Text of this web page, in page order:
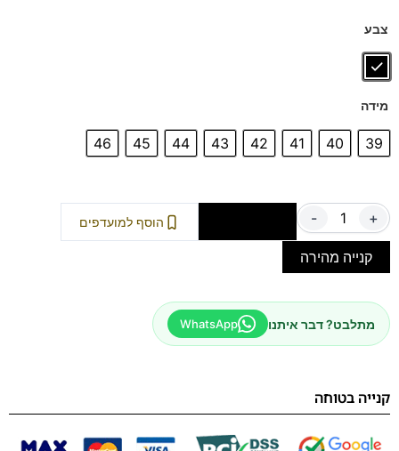
רחבות במיוחד. היא מצוידת במערכת שכבות חכמה:
ואתם זקוקים למרוחב נוסף, פשוט שילפו את הספידה
התחתונה – והנעל תהפוך למרווחת במיוחד ברוחב
צבע
מידה
39
40
41
42
43
44
45
46
- + הוסף למועדפים
קנייה מהירה
מתלבט? דבר איתנו WhatsApp
קנייה בטוחה